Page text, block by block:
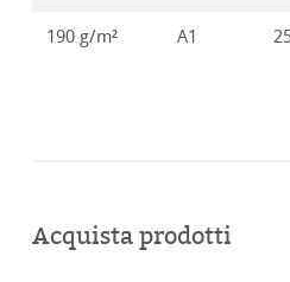
190 g/m² A1
Acquista prodotti